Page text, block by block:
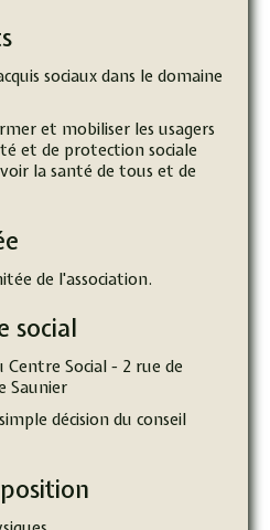
sociaux dans le domaine
et mobiliser les usagers
et de protection sociale
la santé de tous et de
de l'association.
social
Centre Social - 2 rue de
Saunier
décision du conseil